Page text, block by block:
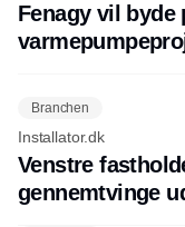
Fenagy vil byde
Branchen
Installator.dk
Venstre
gennemtvinge